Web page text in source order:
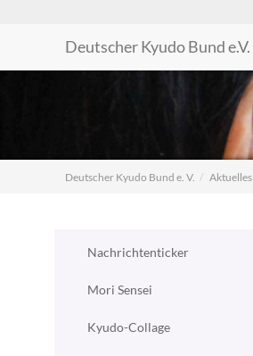
Deutscher Kyudo Bund e.V.
Deutscher Kyudo Bund e. V. Aktuelles
Nachrichtenticker
Mori Sensei
Kyudo-Collage